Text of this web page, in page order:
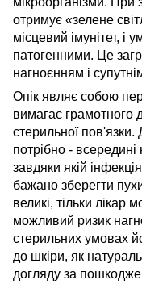
отримує «зелене
місцевий імунітет, і
патогенними. Це
нагноєнням і
Опік являє собою
вимагає грамотного
стерильної пов'язки.
потрібно - всередині
завдяки якій
бажано зберегти
великі, тільки лікар
можливий ризик
стерильних умовах
до шкіри, як
догляду за